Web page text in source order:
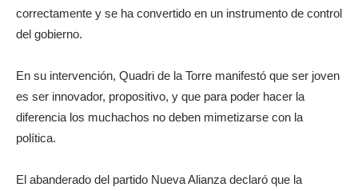
correctamente y se ha convertido en un instrumento de control
del gobierno.
En su intervención, Quadri de la Torre manifestó que ser joven
es ser innovador, propositivo, y que para poder hacer la
diferencia los muchachos no deben mimetizarse con la
política.
El abanderado del partido Nueva Alianza declaró que la